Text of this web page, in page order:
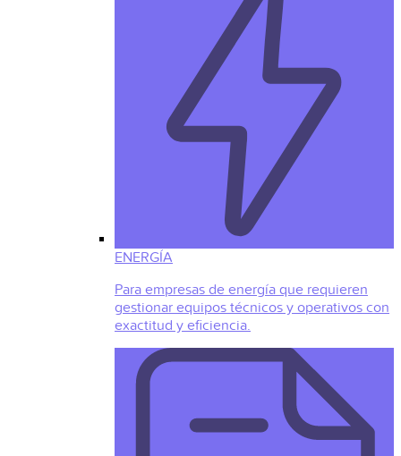
ENERGÍA
Para empresas de energía que requieren
gestionar equipos técnicos y operativos con
exactitud y eficiencia.